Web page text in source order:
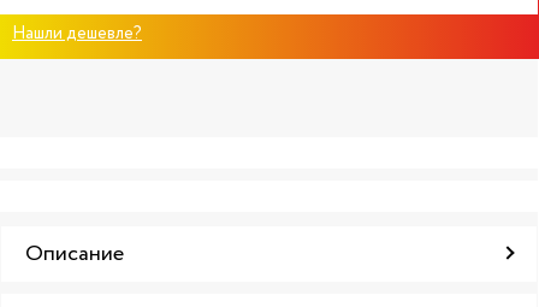
Нашли дешевле?
Описание